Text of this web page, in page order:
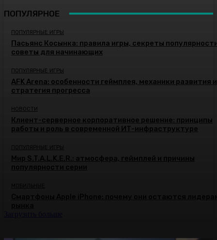
ПОПУЛЯРНОЕ
ПОПУЛЯРНЫЕ ИГРЫ
Пасьянс Косынка: правила игры, секреты
советы для начинающих
ПОПУЛЯРНЫЕ ИГРЫ
AFK Arena: особенности геймплея, механики развития и
стратегия прогресса
НОВОСТИ
Клиент-серверное корпоративное решение: принципы
работы и роль в современной ИТ-инфраструктуре
ПОПУЛЯРНЫЕ ИГРЫ
Мир S.T.A.L.K.E.R.: атмосфера, геймплей и причины
популярности серии